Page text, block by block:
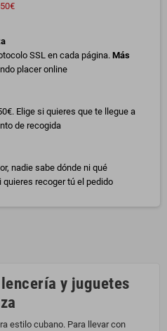
50€
SSL en cada página. Más
placer online
Elige si quieres que te llegue a
de recogida
nadie sabe dónde ni qué
recoger tú el pedido
y juguetes
estilo cubano. Para llevar con